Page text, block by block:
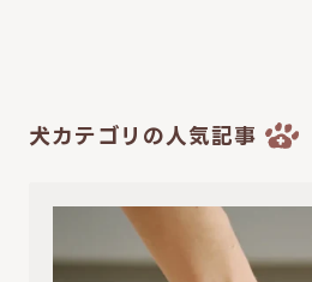
犬カテゴリの人気記事